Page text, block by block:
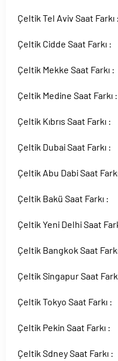
Çeltik Tel Aviv Saat Farkı :
Çeltik Cidde Saat Farkı :
Çeltik Mekke Saat Farkı :
Çeltik Medine Saat Farkı :
Çeltik Kıbrıs Saat Farkı :
Çeltik Dubai Saat Farkı :
Çeltik Abu Dabi Saat
Çeltik Bakü Saat Farkı :
Çeltik Yeni Delhi Saat
Çeltik Bangkok Saat
Çeltik Singapur Saat
Çeltik Tokyo Saat Farkı :
Çeltik Pekin Saat Farkı :
Çeltik Sdney Saat Farkı :